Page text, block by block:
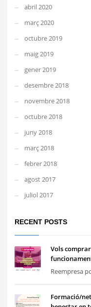
abril 2020
març 2020
octubre 2019
maig 2019
gener 2019
desembre 2018
novembre 2018
octubre 2018
juny 2018
març 2018
febrer 2018
agost 2017
juliol 2017
RECENT POSTS
Vols
Reempresa
Formació/